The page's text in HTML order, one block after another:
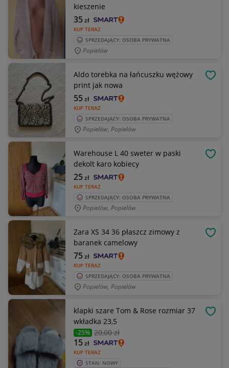
kieszenie
KUP TERAZ
35zł
SPRZEDAJĄCY: OSOBA PRYWATNA
Popielów
Aldo torebka na łańcuszku wężowy
print jak nowa
KUP TERAZ
55zł
SPRZEDAJĄCY: OSOBA PRYWATNA
Popielów, Popielów
Warehouse L 40 sweter w paski
dekolt karo kobiecy
KUP TERAZ
25zł
SPRZEDAJĄCY: OSOBA PRYWATNA
Popielów, Popielów
Zara XS 34 36 płaszcz zimowy z
baranek camelowy
KUP TERAZ
75zł
SPRZEDAJĄCY: OSOBA PRYWATNA
Popielów, Popielów
klapki szare Tom & Rose rozmiar 37
wkładka 23,5
-25% 20,00 zł
KUP TERAZ
15zł
STAN: NOWY